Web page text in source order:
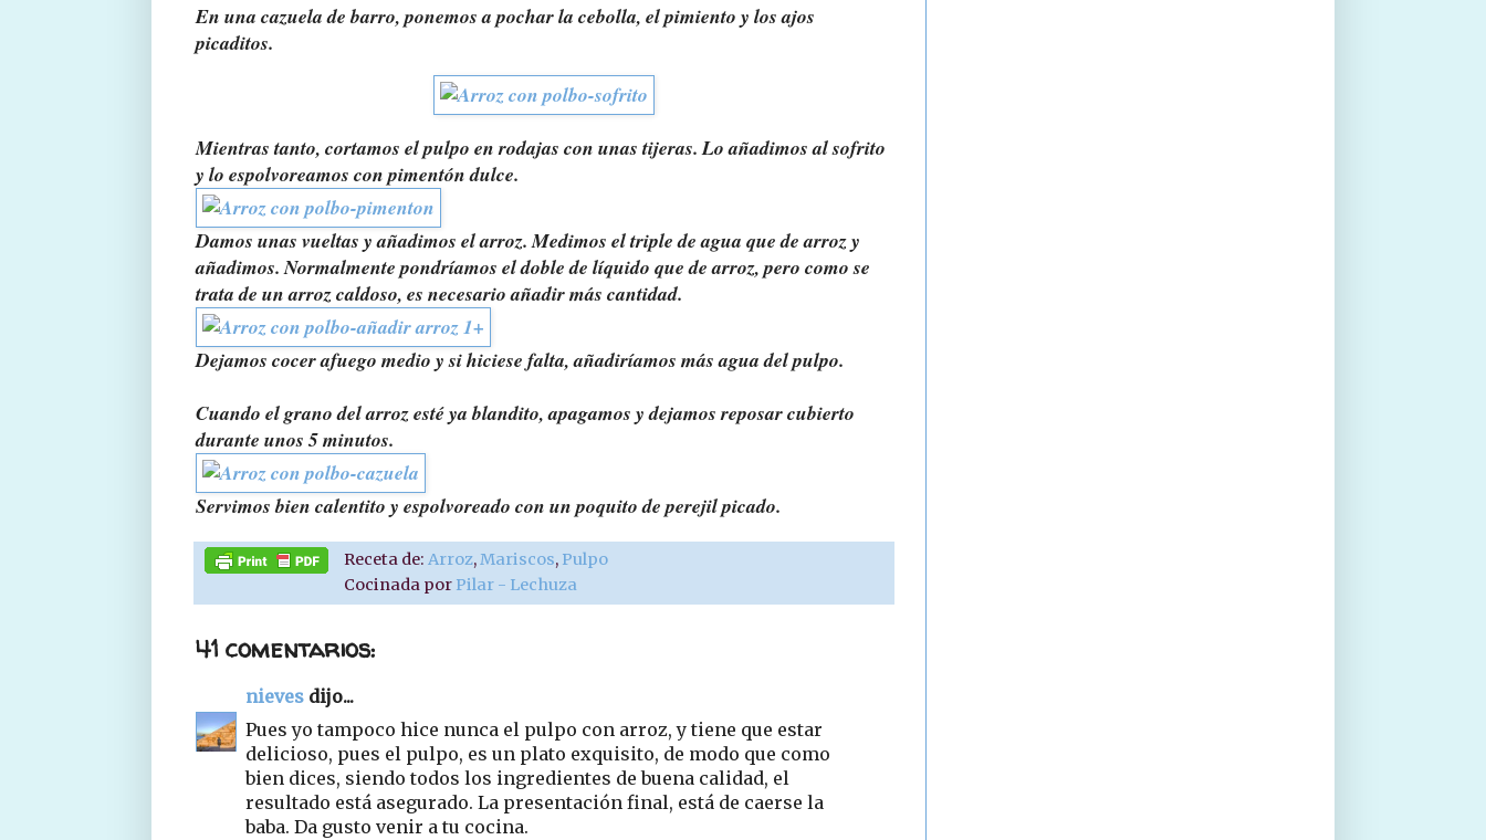
En una cazuela de barro, ponemos a pochar la cebolla, el pimiento y los ajos
picaditos.
Mientras tanto, cortamos el pulpo en rodajas con unas tijeras. Lo añadimos al sofrito
y lo espolvoreamos con pimentón dulce.
Damos unas vueltas y añadimos el arroz. Medimos el triple de agua que de arroz y
añadimos. Normalmente pondríamos el doble de líquido que de arroz, pero como se
trata de un arroz caldoso, es necesario añadir más cantidad.
Dejamos cocer afuego medio y si hiciese falta, añadiríamos más agua del pulpo.
Cuando el grano del arroz esté ya blandito, apagamos y dejamos reposar cubierto
durante unos 5 minutos.
Servimos bien calentito y espolvoreado con un poquito de perejil picado.
Receta de:Arroz,Mariscos, Pulpo
Cocinada por Pilar - Lechuza
41 comentarios:
nieves dijo...
Pues yo tampoco hice nunca el pulpo con arroz, y tiene que estar
delicioso, pues el pulpo, es un plato exquisito, de modo que como
bien dices, siendo todos los ingredientes de buena calidad, el
resultado está asegurado. La presentación final, está de caerse la
baba. Da gusto venir a tu cocina.